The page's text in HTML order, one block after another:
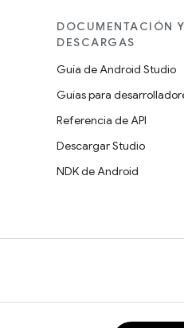
DOCUMENTACIÓN Y
DESCARGAS
Guía de Android Studio
Guías para
Referencia de API
Descargar Studio
NDK de Android